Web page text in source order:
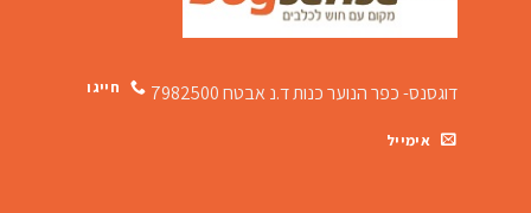
דוגסנס- כפר הנוער כנותד.נ אבטח 7982500 חייגו
אימייל